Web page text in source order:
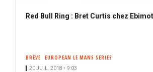
Red Bull Ring : Bret Curtis chez
BRÈVE EUROPEAN LE MANS SERIES
20 JUIL. 2018 • 9:03